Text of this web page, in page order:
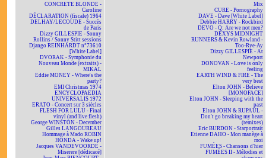
CONCRETE BLONDE -
Caroline
DÉCLARATION (fiscale) 1964
DELHAY/LECOUDE - Succès
de Paris
Dizzy GILLESPIE - Sonny
Rollins / Sonny Stitt sessions
Django REINHARDT n°73610
[White Label]
DVORAK - Symphonie du
Nouveau Monde (extraits) -
MIKAL
Eddie MONEY - Where's the
party?
EMI Christmas 1974
ENCYCLOPAEDIA
UNIVERSALIS 1972
ERATO - Concert sur 3 siècles
FLESH FOR LULU - Final
vinyl (and live flesh)
George WINSTON - December
Gilles LANGOUREAU
Hommage à Mado ROBIN
HONDA - Wake up!
Jacques VANDEVOORDE -
Miserere [dédicacé]
Mix
CURE - Pornography
DAVE - Dave [White Label]
Debbie HARRY - Rockbird
DEVO - Q: Are we not men?
DEXYS MIDNIGHT
RUNNERS & Kevin Rowland -
Too-Rye-Ay
Dizzy GILLESPIE - At
Newport
DONOVAN - Love is only
feeling
EARTH WIND & FIRE - The
very best
Elton JOHN - Believe
[MONOFACE]
Elton JOHN - Sleeping with the
past
Elton JOHN & RUPAUL -
Don't go breaking my heart
(remixes)
Eric BURDON - Starportrait
Etienne DAHO - Mon manège à
moi
FUMÉES - Chansons d'hier
FUMÉES II - Mélodies et